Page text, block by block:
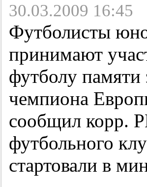
30.03.2009 16:45
Футболисты
принимают
футболу памяти
чемпиона
сообщил корр.
футбольного
стартовали в